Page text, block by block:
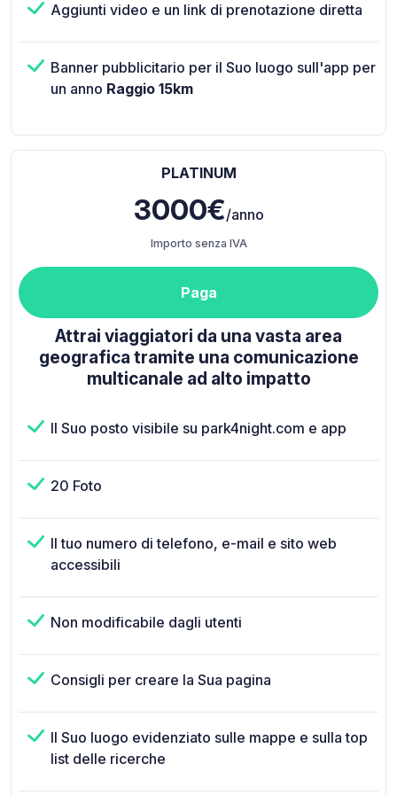
Aggiunti video e un link di prenotazione diretta
Banner pubblicitario per il Suo luogo sull'app per
un anno Raggio 15km
PLATINUM
3000€/anno
Importo senza IVA
Paga
Attrai viaggiatori da una vasta area
geografica tramite una comunicazione
multicanale ad alto impatto
Il Suo posto visibile su park4night.com e app
20 Foto
Il tuo numero di telefono, e-mail e sito web
accessibili
Non modificabile dagli utenti
Consigli per creare la Sua pagina
Il Suo luogo evidenziato sulle mappe e sulla top
list delle ricerche